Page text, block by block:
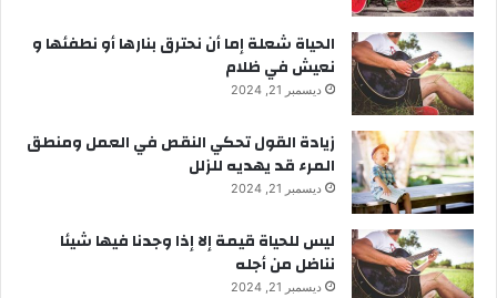
الحياة شعلة إما أن نحترق بنارها أو نطفئها و
نعيش في ظلام
ديسمبر 21, 2024
زيادة القول تحكي النقص في العمل ومنطق
المرء قد يهديه للزلل
ديسمبر 21, 2024
ليس للحياة قيمة إلا إذا وجدنا فيها شيئا
نناضل من أجله
ديسمبر 21, 2024